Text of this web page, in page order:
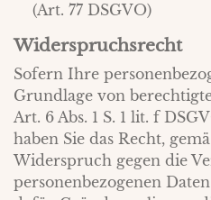
(Art. 77 DSGVO)
Widerspruchsrecht
Sofern Ihre
Grundlage von
Art. 6 Abs. 1 S. 1 lit. f
haben Sie das Recht,
Widerspruch gegen die
personenbezogenen